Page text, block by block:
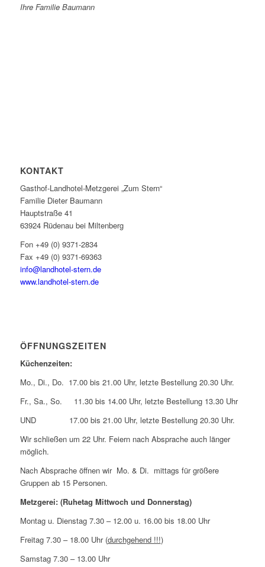
Ihre Familie Baumann
KONTAKT
Gasthof-Landhotel-Metzgerei „Zum Stern“
Familie Dieter Baumann
Hauptstraße 41
63924 Rüdenau bei Miltenberg
Fon +49 (0) 9371-2834
Fax +49 (0) 9371-69363
info@landhotel-stern.de
www.landhotel-stern.de
ÖFFNUNGSZEITEN
Küchenzeiten:
Mo., Di., Do. 17.00 bis 21.00 Uhr, letzte Bestellung 20.30 Uhr.
Fr., Sa., So. 11.30 bis 14.00 Uhr, letzte Bestellung 13.30 Uhr
UND 17.00 bis 21.00 Uhr, letzte Bestellung 20.30 Uhr.
Wir schließen um 22 Uhr. Feiern nach Absprache auch länger
möglich.
Nach Absprache öffnen wir Mo. & Di. mittags für größere
Gruppen ab 15 Personen.
Metzgerei: (Ruhetag Mittwoch und Donnerstag)
Montag u. Dienstag 7.30 – 12.00 u. 16.00 bis 18.00 Uhr
Freitag 7.30 – 18.00 Uhr (durchgehend !!!)
Samstag 7.30 – 13.00 Uhr